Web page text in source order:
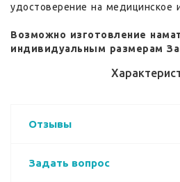
удостоверение на медицинское
Возможно изготовление
индивидуальным размерам
Отзывы
Задать вопрос